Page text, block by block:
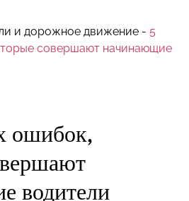
и дорожное движение - 5
совершают начинающие
ошибок,
водители